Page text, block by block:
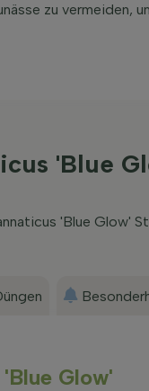
zu vermeiden,
'Blue
'Blue Glow'
Glow'